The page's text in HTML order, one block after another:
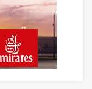
yolcu